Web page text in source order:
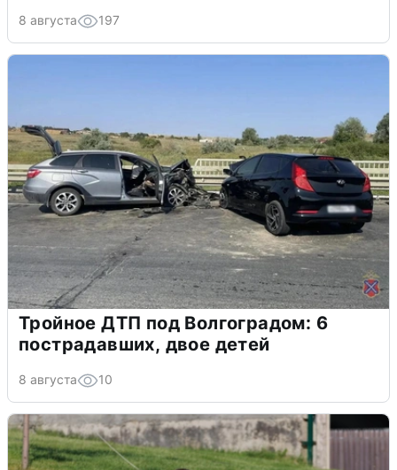
8 августа 197
Тройное ДТП под Волгоградом: 6
пострадавших, двое детей
8 августа 10